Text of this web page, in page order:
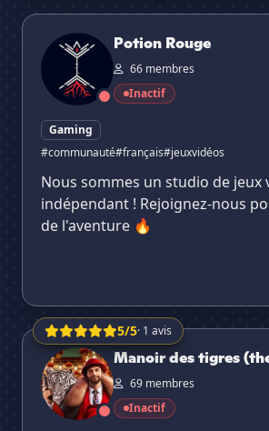
Potion Rouge
Potion Rouge
66 membres
Inactif
Gaming
#communauté#français#jeuxvidéos
Nous sommes un studio de jeux
indépendant ! Rejoignez-nous
de l'aventure 🔥
5/5· 1 avis
Manoir des tigres (the grand mafia)
Manoir des tigres
69 membres
Inactif